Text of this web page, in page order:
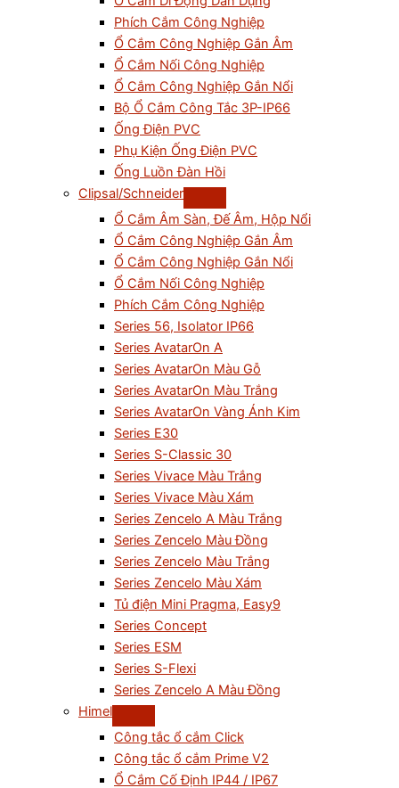
Phích Cắm Công Nghiệp
Ổ Cắm Công Nghiệp Gắn Âm
Ổ Cắm Nối Công Nghiệp
Ổ Cắm Công Nghiệp Gắn Nổi
Bộ Ổ Cắm Công Tắc 3P-IP66
Ống Điện PVC
Phụ Kiện Ống Điện PVC
Ống Luồn Đàn Hồi
Clipsal/Schneider
Ổ Cắm Âm Sàn, Đế Âm, Hộp Nổi
Ổ Cắm Công Nghiệp Gắn Âm
Ổ Cắm Công Nghiệp Gắn Nổi
Ổ Cắm Nối Công Nghiệp
Phích Cắm Công Nghiệp
Series 56, Isolator IP66
Series AvatarOn A
Series AvatarOn Màu Gỗ
Series AvatarOn Màu Trắng
Series AvatarOn Vàng Ánh Kim
Series E30
Series S-Classic 30
Series Vivace Màu Trắng
Series Vivace Màu Xám
Series Zencelo A Màu Trắng
Series Zencelo Màu Đồng
Series Zencelo Màu Trắng
Series Zencelo Màu Xám
Tủ điện Mini Pragma, Easy9
Series Concept
Series ESM
Series S-Flexi
Series Zencelo A Màu Đồng
Himel
Công tắc ổ cắm Click
Công tắc ổ cắm Prime V2
Ổ Cắm Cố Định IP44 / IP67